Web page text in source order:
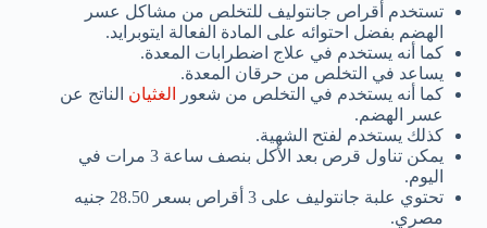
تستخدم أقراص جانتوليف للتخلص من مشاكل عسر
الهضم بفضل احتوائه على المادة الفعالة ايتوبرايد.
كما أنه يستخدم في علاج اضطرابات المعدة.
يساعد في التخلص من حرقان المعدة.
كما أنه يستخدم في التخلص من شعور
الغثيان الناتج عن
عسر الهضم.
كذلك يستخدم لفتح الشهية.
يمكن تناول قرص بعد الأكل بنصف ساعة 3 مرات في
اليوم.
تحتوي علبة جانتوليف على 3 أقراص بسعر 28.50 جنيه
مصري.